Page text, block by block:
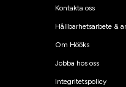
Kontakta oss
Hållbarhetsarbete &
Om Hööks
Jobba hos oss
Integritetspolicy